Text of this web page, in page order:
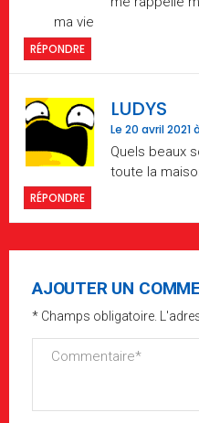
ma vie
RÉPONDRE
LUDYS
Le 20 avril 2021
Quels beaux
toute la
RÉPONDRE
AJOUTER UN
* Champs obligatoire.